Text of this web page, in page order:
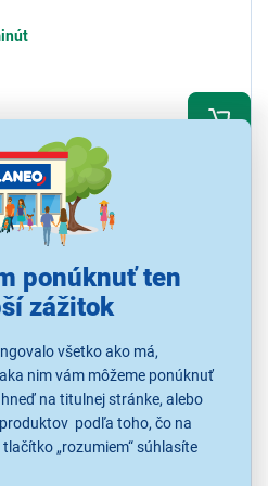
ponúknuť ten
zážitok
všetko ako má,
nim vám môžeme ponúknuť
na titulnej stránke, alebo
podľa toho, čo na
„rozumiem“ súhlasíte
funkcia Cool Shot, funkcia
2 400 W